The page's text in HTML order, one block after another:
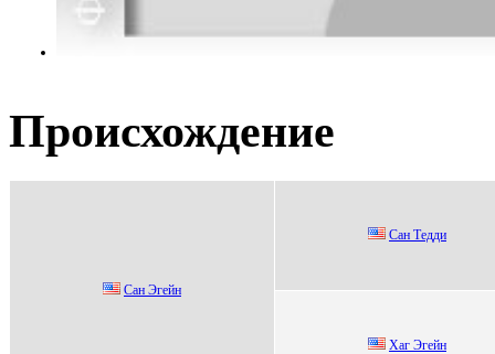
Происхождение
Сан Эгейн
Cан Tедди
Xaг Эгейн